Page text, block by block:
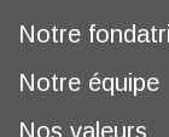
Notre
Notre équipe
Nos valeurs